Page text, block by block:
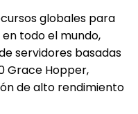
globales para
en todo el mundo,
servidores basadas
Grace Hopper,
de alto rendimiento